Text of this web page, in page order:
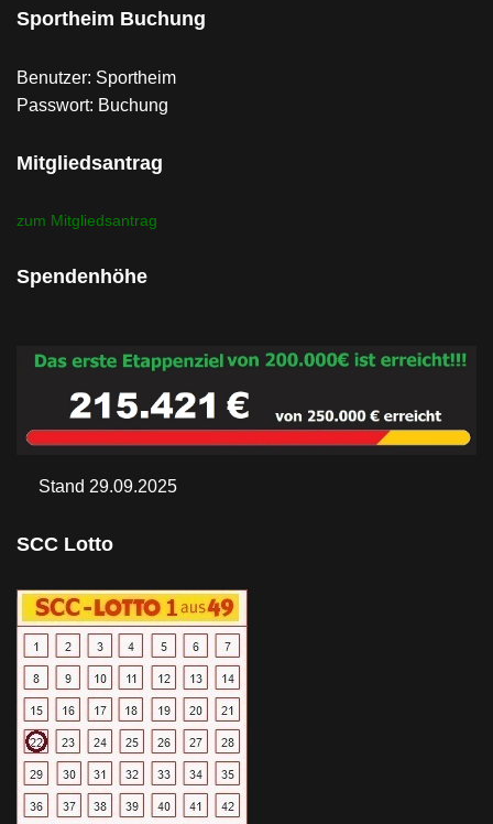
Sportheim Buchung
Benutzer: Sportheim
Passwort: Buchung
Mitgliedsantrag
zum Mitgliedsantrag
Spendenhöhe
Stand 29.09.2025
SCC Lotto